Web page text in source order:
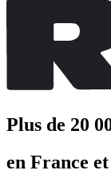
Plus de 20
en France